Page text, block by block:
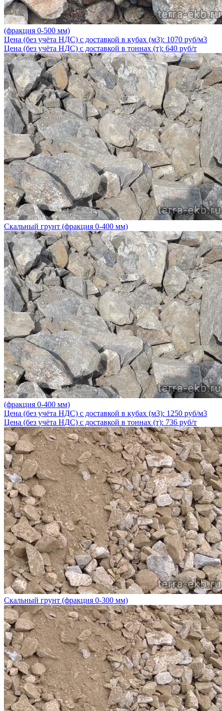
(фракция 0-500 мм)
Цена (без учёта НДС) с доставкой в кубах (м3): 1070 руб/м3
Цена (без учёта НДС) с доставкой в тоннах (т): 640 руб/т
Скальный грунт (фракция 0-400 мм)
(фракция 0-400 мм)
Цена (без учёта НДС) с доставкой в кубах (м3): 1250 руб/м3
Цена (без учёта НДС) с доставкой в тоннах (т): 736 руб/т
Скальный грунт (фракция 0-300 мм)